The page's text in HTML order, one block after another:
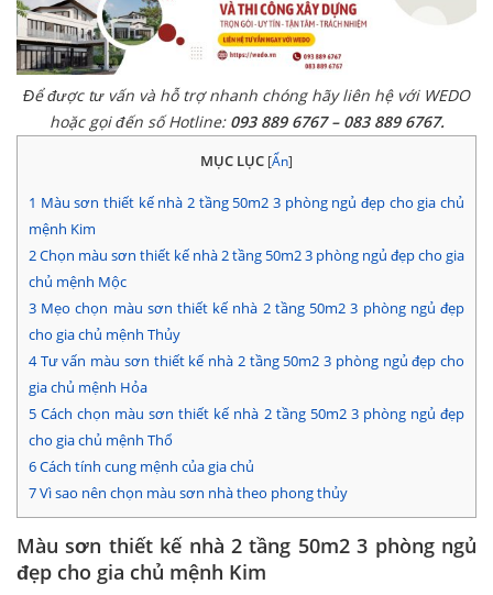
Để được tư vấn và hỗ trợ nhanh chóng hãy liên hệ với WEDO
hoặc gọi đến số Hotline: 093 889 6767 – 083 889 6767.
MỤC LỤC [Ẩn]
1 Màu sơn thiết kế nhà 2 tầng 50m2 3 phòng ngủ đẹp cho gia chủ
mệnh Kim
2Chọn màu sơn thiết kế nhà 2 tầng 50m2 3 phòng ngủ đẹp cho gia
chủ mệnh Mộc
3 Mẹo chọn màu sơn thiết kế nhà 2 tầng 50m2 3 phòng ngủ đẹp
cho gia chủ mệnh Thủy
4Tư vấn màu sơn thiết kế nhà 2 tầng 50m2 3 phòng ngủ đẹp cho
gia chủ mệnh Hỏa
5 Cách chọn màu sơn thiết kế nhà 2 tầng 50m2 3 phòng ngủ đẹp
cho gia chủ mệnh Thổ
6Cách tính cung mệnh của gia chủ
7Vì sao nên chọn màu sơn nhà theo phong thủy
Màu sơn thiết kế nhà 2 tầng 50m2 3 phòng ngủ
đẹp cho gia chủ mệnh Kim